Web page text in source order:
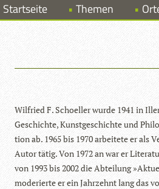
Startseite Themen
Wil­fried F. Schoel­ler wurde 1941 in
Geschichte, Kunst­ge­schichte und
tion ab. 1965 bis 1970 arbei­tete er als
Autor tätig. Von 1972 an war er
von 1993 bis 2002 die Abtei­lung
mode­rierte er ein Jahr­zehnt lang das